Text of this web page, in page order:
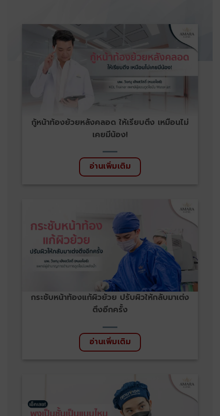
กู้หน้าท้องย้วยหลังคลอด ให้เรียบตึง เหมือนไม่
เคยมีน้อง!
อ่านเพิ่มเติม
กระชับหน้าท้องแก้ผิวย้วย ปรับผิวให้กลับมาเต่ง
ตึงอีกครั้ง
อ่านเพิ่มเติม